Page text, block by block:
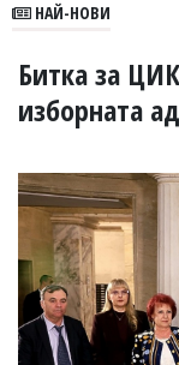
В
УКРАЙНА
РАЗСЛЕДВАНЕ
БИЗНЕС
Управители:
Веселин
Василев,
НАЙ-НОВИ
Битка за
изборната